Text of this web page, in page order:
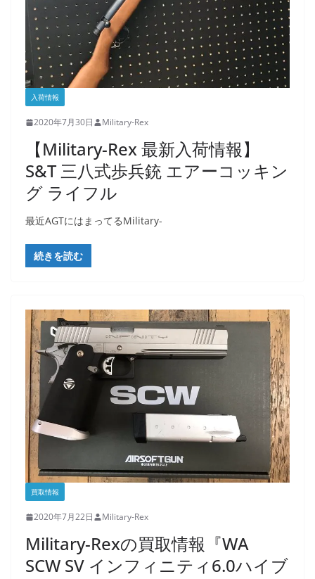
入荷情報
2020年7月30日 Military-Rex
【Military-Rex 最新入荷情報】
S&T 三八式歩兵銃 エアーコッキン
グ ライフル
最近AGTにはまってるMilitary-
続きを読む
買取情報
2020年7月22日 Military-Rex
Military-Rexの買取情報『WA
SCW SV インフィニティ6.0ハイブ